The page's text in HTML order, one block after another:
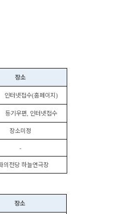
장소
인터넷접수(홈페이지)
등기우편, 인터넷접수
장소미정
-
의전당 하늘연극장
장소